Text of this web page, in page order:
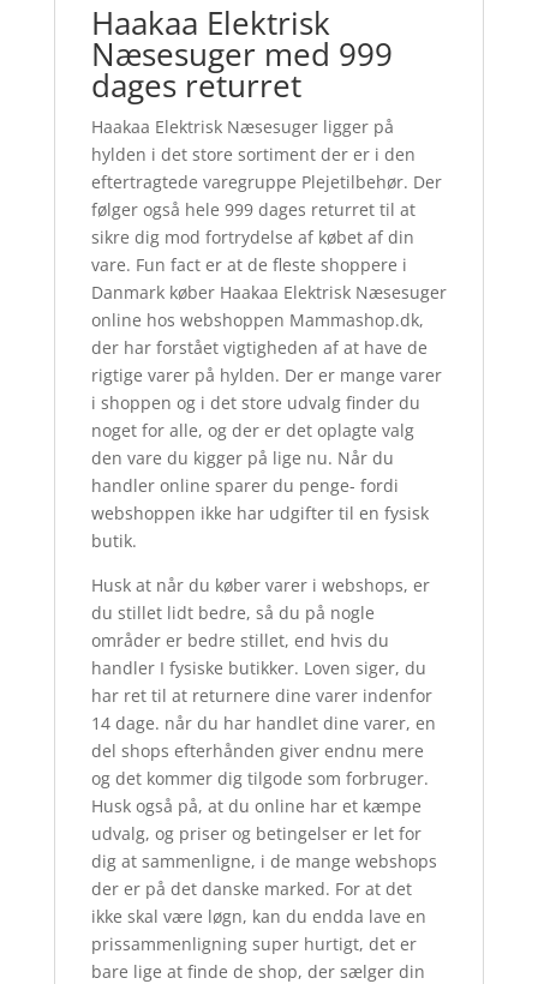
Haakaa Elektrisk
Næsesuger med 999
dages returret
Haakaa Elektrisk Næsesuger ligger på
hylden i det store sortiment der er i den
eftertragtede varegruppe Plejetilbehør. Der
følger også hele 999 dages returret til at
sikre dig mod fortrydelse af købet af din
vare. Fun fact er at de fleste shoppere i
Danmark køber Haakaa Elektrisk Næsesuger
online hos webshoppen Mammashop.dk,
der har forstået vigtigheden af at have de
rigtige varer på hylden. Der er mange varer
i shoppen og i det store udvalg finder du
noget for alle, og der er det oplagte valg
den vare du kigger på lige nu. Når du
handler online sparer du penge- fordi
webshoppen ikke har udgifter til en fysisk
butik.
Husk at når du køber varer i webshops, er
du stillet lidt bedre, så du på nogle
områder er bedre stillet, end hvis du
handler I fysiske butikker. Loven siger, du
har ret til at returnere dine varer indenfor
14 dage. når du har handlet dine varer, en
del shops efterhånden giver endnu mere
og det kommer dig tilgode som forbruger.
Husk også på, at du online har et kæmpe
udvalg, og priser og betingelser er let for
dig at sammenligne, i de mange webshops
der er på det danske marked. For at det
ikke skal være løgn, kan du endda lave en
prissammenligning super hurtigt, det er
bare lige at finde de shop, der sælger din